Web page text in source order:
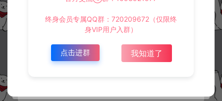
终身会员专属QQ群：720209672（仅限终
身VIP用户入群）
点击进群 我知道了